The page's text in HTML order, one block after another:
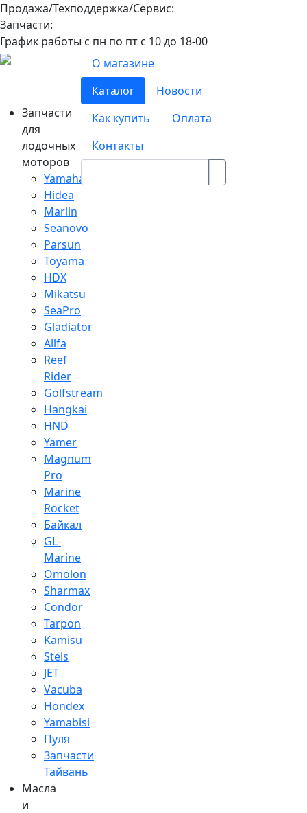
Продажа/Техподдержка/Сервис:
Запчасти:
График работы с пн по пт с 10 до 18-00
Запчасти
для
лодочных
моторов
Yamaha
Hidea
Marlin
Seanovo
Parsun
Toyama
HDX
Mikatsu
SeaPro
Gladiator
Allfa
Reef
Rider
Golfstream
Hangkai
HND
Yamer
Magnum
Pro
Marine
Rocket
Байкал
GL-
Marine
Omolon
Sharmax
Condor
Tarpon
Kamisu
Stels
JET
Vacuba
Hondex
Yamabisi
Пуля
Запчасти
Тайвань
Масла
и
О магазине
Каталог
Новости
Как купить
Оплата
Контакты